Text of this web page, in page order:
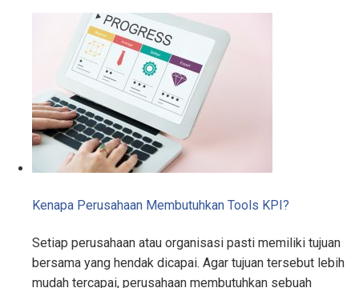
Kenapa Perusahaan Membutuhkan Tools KPI?
Setiap perusahaan atau organisasi pasti memiliki tujuan
bersama yang hendak dicapai. Agar tujuan tersebut lebih
mudah tercapai, perusahaan membutuhkan sebuah